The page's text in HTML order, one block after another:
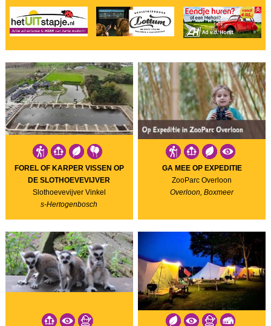
FOREL OF KARPER VISSEN OP
DE SLOTHOEVEVIJVER
Slothoevevijver Vinkel
s-Hertogenbosch
GA MEE OP EXPEDITIE
ZooParc Overloon
Overloon, Boxmeer